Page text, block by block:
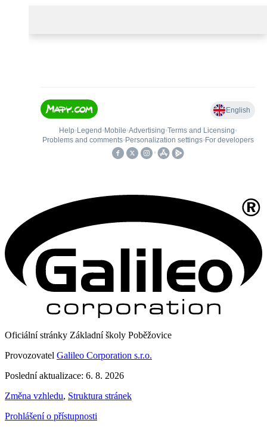
Oficiální stránky Základní školy Poběžovice
Provozovatel Galileo Corporation s.r.o.
Poslední aktualizace: 6. 8. 2026
Změna vzhledu, Struktura stránek
Prohlášení o přístupnosti